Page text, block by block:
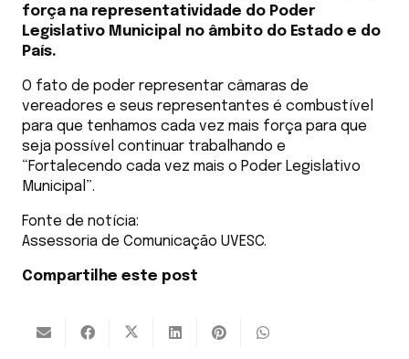
força na representatividade do Poder
Legislativo Municipal no âmbito do Estado e do
País.
O fato de poder representar câmaras de
vereadores e seus representantes é combustível
para que tenhamos cada vez mais força para que
seja possível continuar trabalhando e
“Fortalecendo cada vez mais o Poder Legislativo
Municipal”.
Fonte de notícia:
Assessoria de Comunicação UVESC.
Compartilhe este post